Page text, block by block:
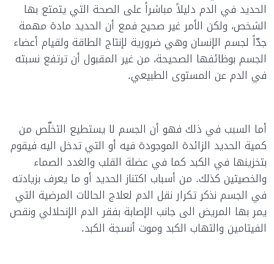
الحديد في الدم دليلاً مباشراً على الصحة التي يتمتع بها
الشخص، ولكن الأمر غير صحيح فمع أن الحديد مادة مهمة
جدّاً لجسم الإنسان وهي ضرورية لإنتاج الطاقة ولقيام أعضاء
الجسم بوظائفها الصحيحة، من غير المقبول أن ترتفع نسبته
في الدم عن المستوى الطبيعي.
أما السبب في ذلك فهو أن الجسم لا يستطيع التخلّص من
كمية الحديد الزائدة الموجودة فيه أو التي تدخل اليه فيقوم
بتخزينها في الكبد كما في عضلة القلب والغدد الصماء
والخصيتين كذلك. من أسباب اكتناز الحديد أو ما يعرف بزيادته
في الجسم نذكر تكرار نقل الدم لعلاج الحالات المرضية التي
يمر بها المريض الى جانب الإصابة بفقر الدم الإنحلالي ونقص
الفيتامين والتهاب الكبد وموت أنسجة الكبد.